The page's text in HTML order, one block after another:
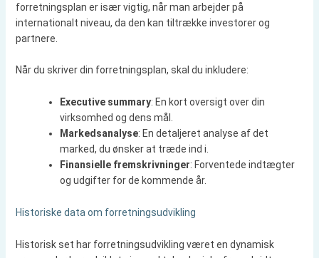
forretningsplan er især vigtig, når man arbejder på
internationalt niveau, da den kan tiltrække investorer og
partnere.
Når du skriver din forretningsplan, skal du inkludere:
Executive summary: En kort oversigt over din
virksomhed og dens mål.
Markedsanalyse: En detaljeret analyse af det
marked, du ønsker at træde ind i.
Finansielle fremskrivninger: Forventede indtægter
og udgifter for de kommende år.
Historiske data om forretningsudvikling
Historisk set har forretningsudvikling været en dynamisk